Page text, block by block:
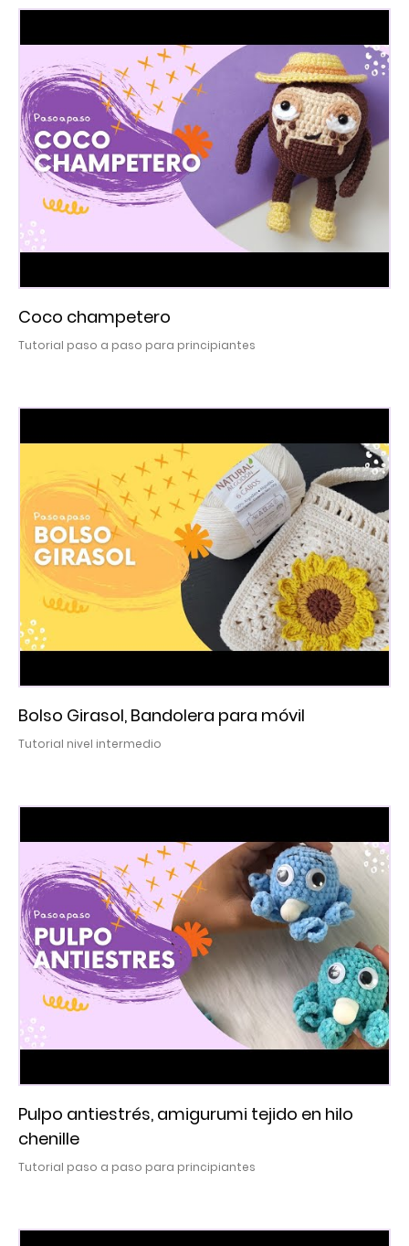
Coco champetero
Tutorial paso a paso para principiantes
Bolso Girasol, Bandolera para móvil
Tutorial nivel intermedio
Pulpo antiestrés, amigurumi tejido en hilo
chenille
Tutorial paso a paso para principiantes